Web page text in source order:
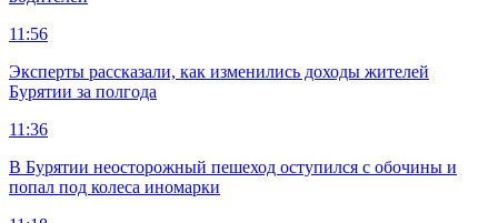
11:56
Эксперты рассказали, как изменились доходы жителей
Бурятии за полгода
11:36
В Бурятии неосторожный пешеход оступился с обочины и
попал под колеса иномарки